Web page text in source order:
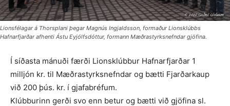
Lionsfélagar á Thorsplani þegar Magnús Ingjaldsson, formaður Lionsklúbbs
Hafnarfjarðar afhenti Ástu Eyjólfsdóttur, formann Mæðrastyrksnefndar gjöfina.
Í síðasta mánuði færði Lionsklúbbur Hafnarfjarðar 1
milljón kr. til Mæðra­styrksnefndar og bætti Fjarðarkaup
við 200 þús. kr. í gjafabréfum.
Klúbburinn gerði svo enn betur og bætti við gjöfina sl.